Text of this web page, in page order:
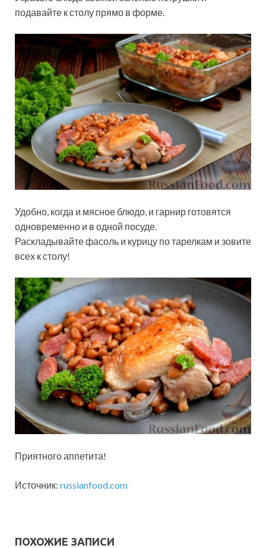
подавайте к столу прямо в форме.
Удобно, когда и мясное блюдо, и гарнир готовятся
одновременно и в одной посуде.
Раскладывайте фасоль и курицу по тарелкам и зовите
всех к столу!
Приятного аппетита!
Источник: russianfood.com
ПОХОЖИЕ ЗАПИСИ